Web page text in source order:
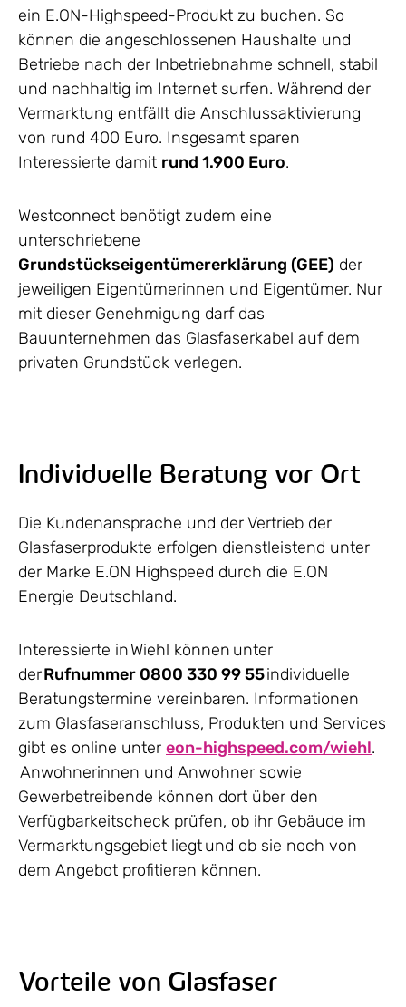
ein E.ON-Highspeed-Produkt zu buchen. So
können die angeschlossenen Haushalte und
Betriebe nach der Inbetriebnahme schnell, stabil
und nachhaltig im Internet surfen. Während der
Vermarktung entfällt die Anschlussaktivierung
von rund 400 Euro. Insgesamt sparen
Interessierte damit rund 1.900 Euro.
Westconnect benötigt zudem eine
unterschriebene
Grundstückseigentümererklärung (GEE) der
jeweiligen Eigentümerinnen und Eigentümer. Nur
mit dieser Genehmigung darf das
Bauunternehmen das Glasfaserkabel auf dem
privaten Grundstück verlegen.
Individuelle Beratung vor Ort
Die Kundenansprache und der Vertrieb der
Glasfaserprodukte erfolgen dienstleistend unter
der Marke E.ON Highspeed durch die E.ON
Energie Deutschland.
Interessierte in Wiehl können unter
derRufnummer 0800 330 99 55individuelle
Beratungstermine vereinbaren. Informationen
zum Glasfaseranschluss, Produkten und Services
gibt es online unter eon-highspeed.com/wiehl.
Anwohnerinnen und Anwohner sowie
Gewerbetreibende können dort über den
Verfügbarkeitscheck prüfen, ob ihr Gebäude im
Vermarktungsgebiet liegt und ob sie noch von
dem Angebot profitieren können.
Vorteile von Glasfaser